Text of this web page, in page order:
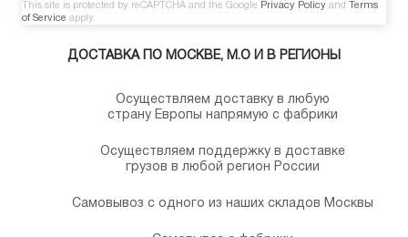
This site is protected by reCAPTCHA and the Google Privacy Policy and
Terms
of Service apply.
ДОСТАВКА ПО МОСКВЕ, М.О И В РЕГИОНЫ
Осуществляем доставку в любую
страну Европы напрямую с фабрики
Осуществляем поддержку в доставке
грузов в любой регион России
Самовывоз с одного из наших складов Москвы